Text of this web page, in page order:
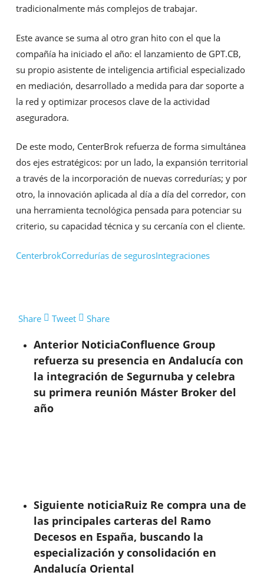
tradicionalmente más complejos de trabajar.
Este avance se suma al otro gran hito con el que la
compañía ha iniciado el año: el lanzamiento de GPT.CB,
su propio asistente de inteligencia artificial especializado
en mediación, desarrollado a medida para dar soporte a
la red y optimizar procesos clave de la actividad
aseguradora.
De este modo, CenterBrok refuerza de forma simultánea
dos ejes estratégicos: por un lado, la expansión territorial
a través de la incorporación de nuevas corredurías; y por
otro, la innovación aplicada al día a día del corredor, con
una herramienta tecnológica pensada para potenciar su
criterio, su capacidad técnica y su cercanía con el cliente.
CenterbrokCorredurías de segurosIntegraciones
Share Tweet Share
Anterior NoticiaConfluence Group
refuerza su presencia en Andalucía con
la integración de Segurnuba y celebra
su primera reunión Máster Broker del
año
Siguiente noticiaRuiz Re compra una de
las principales carteras del Ramo
Decesos en España, buscando la
especialización y consolidación en
Andalucía Oriental